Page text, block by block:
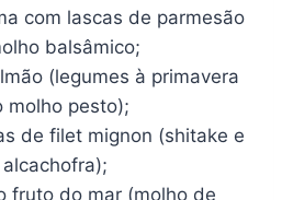
com lascas de parmesão
balsâmico;
(legumes à primavera
molho pesto);
de filet mignon (shitake e
alcachofra);
fruto do mar (molho de